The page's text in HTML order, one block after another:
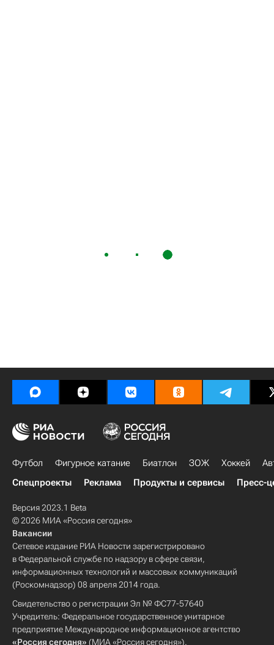
Футбол Фигурное катание Биатлон ЗОЖ Хоккей
Спецпроекты
Реклама Продукты и сервисы Пресс-
Версия 2023.1 Beta
© 2026 МИА «Россия сегодня»
Вакансии
Сетевое издание РИА Новости зарегистрировано
в Федеральной службе по надзору в сфере связи,
информационных технологий и массовых коммуникаций
(Роскомнадзор) 08 апреля 2014 года.
Свидетельство о регистрации Эл № ФС77-57640
Учредитель: Федеральное государственное унитарное
предприятие Международное информационное агентство
«Россия сегодня» (МИА «Россия сегодня»).